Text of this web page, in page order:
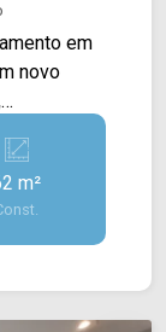
em
novo
O
de
casais e
m²